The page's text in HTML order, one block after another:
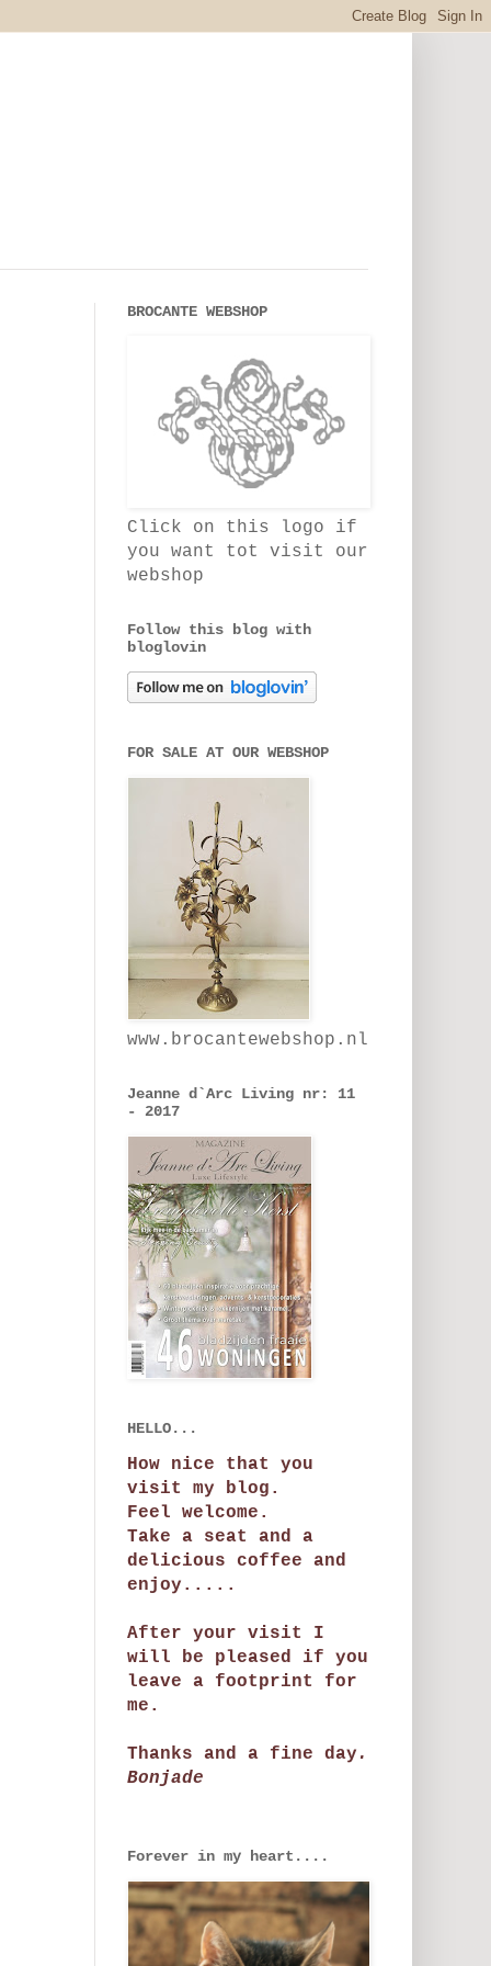
BROCANTE WEBSHOP
Click on this logo if
you want tot visit our
webshop
Follow this blog with
bloglovin
FOR SALE AT OUR WEBSHOP
www.brocantewebshop.nl
Jeanne d`Arc Living nr: 11
- 2017
HELLO...
How nice that you
visit my blog.
Feel welcome.
Take a seat and a
delicious coffee and
enjoy.....
After your visit I
will be pleased if you
leave a footprint for
me.
Thanks and a fine day .
Bonjade
Forever in my heart....